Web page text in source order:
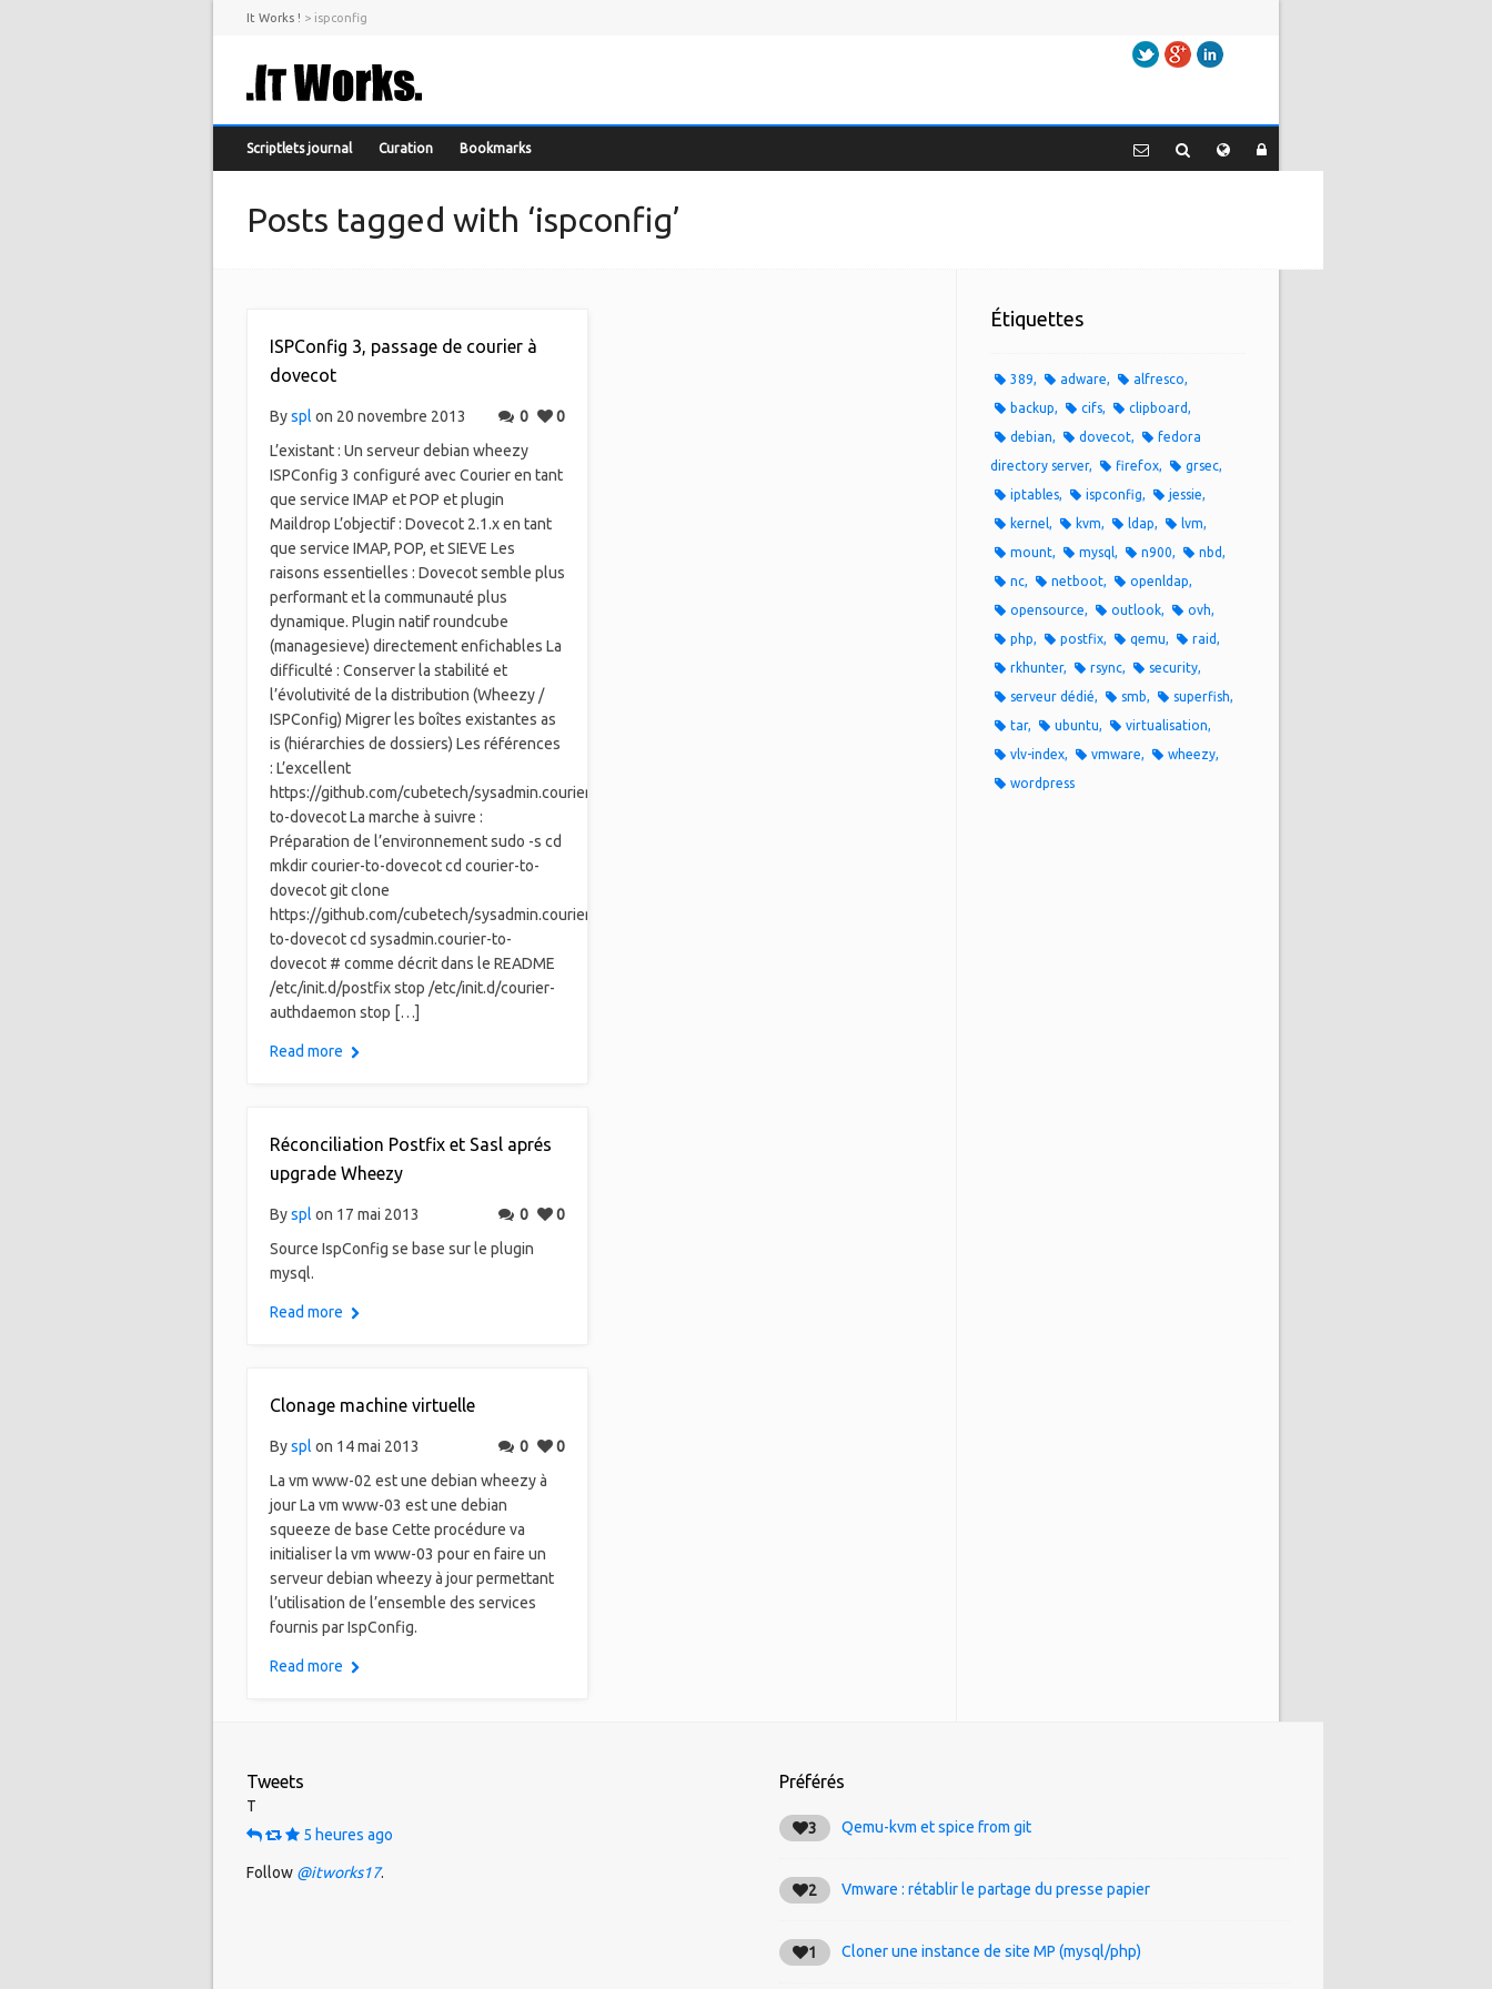
It Works ! > ispconfig
TwitterGoogle+
Scriptlets journal Curation Bookmarks
Posts tagged with ‘ispconfig’
ISPConfig 3, passage de courier à
dovecot
Byspl on 20 novembre 2013 0
0
L’existant : Un serveur debian wheezy
ISPConfig 3 configuré avec Courier en tant
que service IMAP et POP et plugin
Maildrop L’objectif : Dovecot 2.1.x en tant
que service IMAP, POP, et SIEVE Les
raisons essentielles : Dovecot semble plus
performant et la communauté plus
dynamique. Plugin natif roundcube
(managesieve) directement enfichables La
difficulté : Conserver la stabilité et
l’évolutivité de la distribution (Wheezy /
ISPConfig) Migrer les boîtes existantes as
is (hiérarchies de dossiers) Les références
: L’excellent
https://github.com/cubetech/sysadmin.courier-
to-dovecot La marche à suivre :
Préparation de l’environnement sudo -s cd
mkdir courier-to-dovecot cd courier-to-
dovecot git clone
https://github.com/cubetech/sysadmin.courier-
to-dovecot cd sysadmin.courier-to-
dovecot # comme décrit dans le README
/etc/init.d/postfix stop /etc/init.d/courier-
authdaemon stop […]
Read more
Réconciliation Postfix et Sasl aprés
upgrade Wheezy
Byspl on 17 mai 2013 0
0
Source IspConfig se base sur le plugin
mysql.
Read more
Clonage machine virtuelle
Byspl on 14 mai 2013 0
0
La vm www-02 est une debian wheezy à
jour La vm www-03 est une debian
squeeze de base Cette procédure va
initialiser la vm www-03 pour en faire un
serveur debian wheezy à jour permettant
l’utilisation de l’ensemble des services
fournis par IspConfig.
Read more
Étiquettes
389 adware
alfresco
backup
cifs
clipboard
debian
dovecot
fedora
directory server
firefox
grsec
iptables
ispconfig
jessie
kernel
kvm ldap
lvm
mount
mysql n900
nbd
nc
netboot
openldap
opensource
outlook
ovh
php
postfix qemu
raid
rkhunter
rsync
security
serveur dédié
smb
superfish
tar
ubuntu
virtualisation
vlv-index
vmware
wheezy
wordpress
Tweets
T
5 heures ago
Follow @itworks17.
Préférés
3 Qemu-kvm et spice from git
2 Vmware : rétablir le partage du presse papier
1 Cloner une instance de site MP (mysql/php)